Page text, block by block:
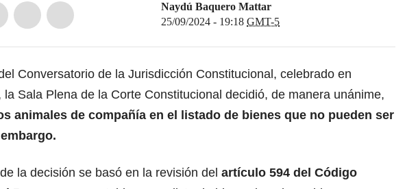
Naydú Baquero Mattar
25/09/2024 - 19:18 GMT-5
Conversatorio de la Jurisdicción Constitucional, celebrado en
la Sala Plena de la Corte Constitucional decidió, de manera unánime,
animales de compañía en el listado de bienes que no pueden ser
la decisión se basó en la revisión del artículo 594 del Código